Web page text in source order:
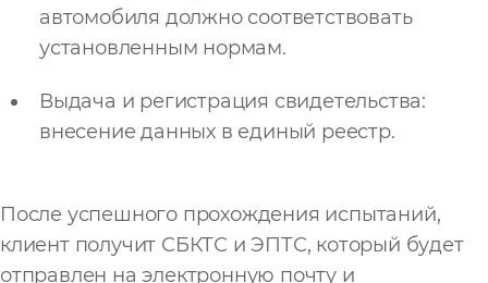
автомобиля должно соответствовать
установленным нормам.
Выдача и регистрация свидетельства:
внесение данных в единый реестр.
После успешного прохождения испытаний,
клиент получит СБКТС и ЭПТС, который будет
отправлен на электронную почту и